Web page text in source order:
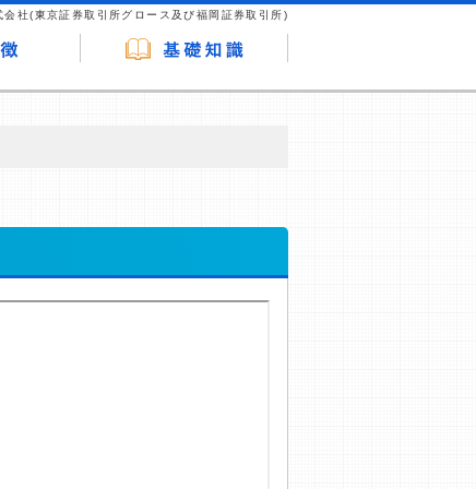
社(東京証券取引所グロース及び福岡証券取引所)